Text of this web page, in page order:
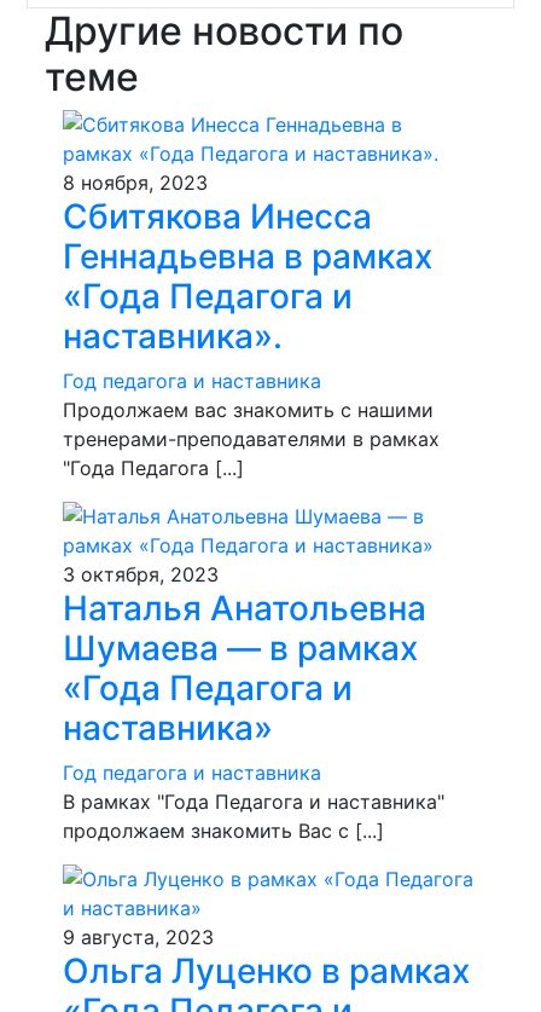
Другие новости по
теме
8 ноября, 2023
Сбитякова Инесса
Геннадьевна в рамках
«Года Педагога и
наставника».
Год педагога и наставника
Продолжаем вас знакомить с нашими
тренерами-преподавателями в рамках
"Года Педагога [...]
3 октября, 2023
Наталья Анатольевна
Шумаева — в рамках
«Года Педагога и
наставника»
Год педагога и наставника
В рамках "Года Педагога и наставника"
продолжаем знакомить Вас с [...]
9 августа, 2023
Ольга Луценко в рамках